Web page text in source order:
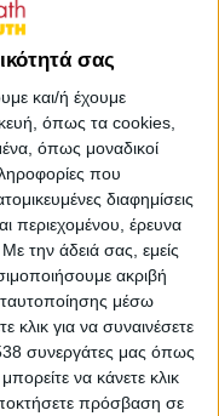
σας
και/ή έχουμε
όπως τα cookies,
όπως μοναδικοί
που
διαφημίσεις
περιεχομένου, έρευνα
Με την άδειά σας, εμείς
ακριβή
μέσω
για να συναινέσετε
συνεργάτες μας όπως
να κάνετε κλικ
πρόσβαση σε
Ωστόσο, εάν